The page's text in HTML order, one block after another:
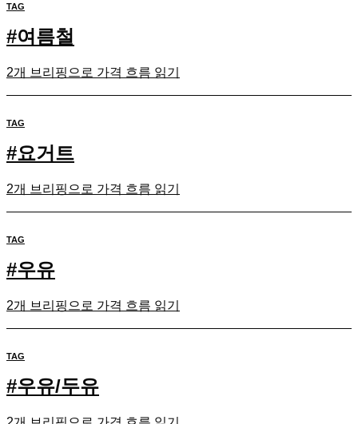
TAG
#여름철
2개 브리핑으로 가격 흐름 읽기
TAG
#요거트
2개 브리핑으로 가격 흐름 읽기
TAG
#우유
2개 브리핑으로 가격 흐름 읽기
TAG
#우유/두유